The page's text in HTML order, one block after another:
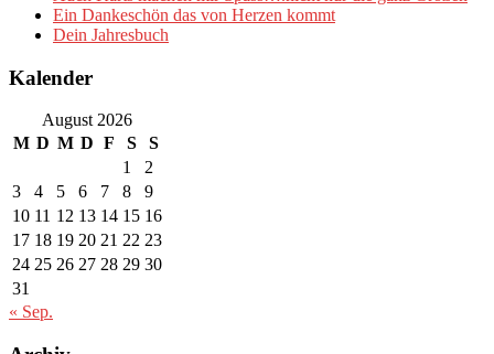
Ein Dankeschön das von Herzen kommt
Dein Jahresbuch
Kalender
August 2026
M D M D F S
S
1
2
3
4 5 6 7 8
9
10 11 12 13 14 15 16
17 18 19 20 21 22 23
24 25 26 27 28 29 30
31
« Sep.